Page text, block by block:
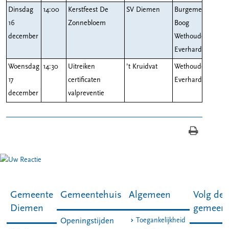
Dinsdag
16
december
14:00
Kerstfeest De
Zonnebloem
SV Diemen
Burgemeester
Boog
Wethouder
Everhardt
Woensdag
17
december
14:30
Uitreiken
certificaten
valpreventie
’t Kruidvat
Wethouder
Everhardt
Gemeente
Diemen
Gemeentehuis
Openingstijden
Algemeen
Toegankelijkheid
Volg de